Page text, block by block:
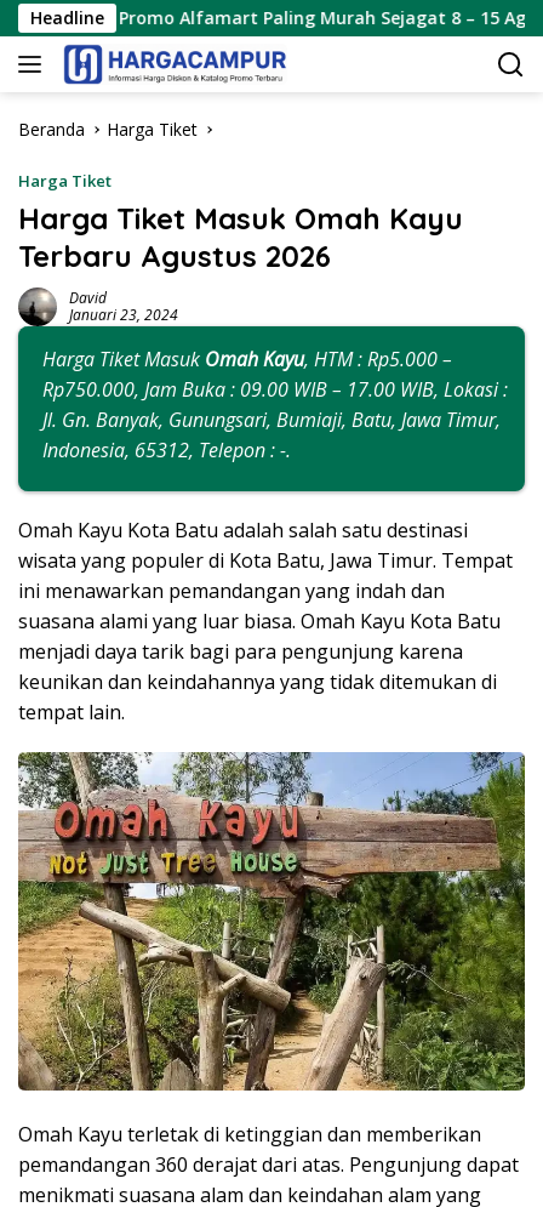
Langsung
ke
konten
Headline
Promo Alfamart Paling Murah Sejagat 8 – 15 Agustus 2026
Beranda Harga Tiket
Harga Tiket
Harga Tiket Masuk Omah Kayu
Terbaru Agustus 2026
David
Januari 23, 2024
Harga Tiket Masuk Omah Kayu, HTM : Rp5.000 –
Rp750.000, Jam Buka : 09.00 WIB – 17.00 WIB, Lokasi :
Jl. Gn. Banyak, Gunungsari, Bumiaji, Batu, Jawa Timur,
Indonesia, 65312, Telepon : -.
Omah Kayu Kota Batu adalah salah satu destinasi
wisata yang populer di Kota Batu, Jawa Timur. Tempat
ini menawarkan pemandangan yang indah dan
suasana alami yang luar biasa. Omah Kayu Kota Batu
menjadi daya tarik bagi para pengunjung karena
keunikan dan keindahannya yang tidak ditemukan di
tempat lain.
Omah Kayu terletak di ketinggian dan memberikan
pemandangan 360 derajat dari atas. Pengunjung dapat
menikmati suasana alam dan keindahan alam yang